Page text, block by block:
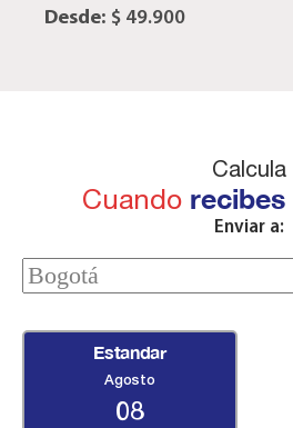
Desde: $ 49.900
Calcula
Cuando recibes
Enviar a:
Estandar
Agosto
08